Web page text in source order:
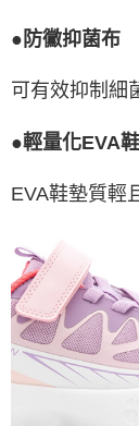
●防黴抑菌布
可有效抑制細
●輕量化EVA
EVA鞋墊質輕